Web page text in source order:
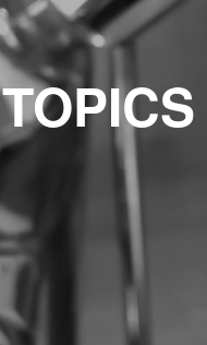
TOPICS